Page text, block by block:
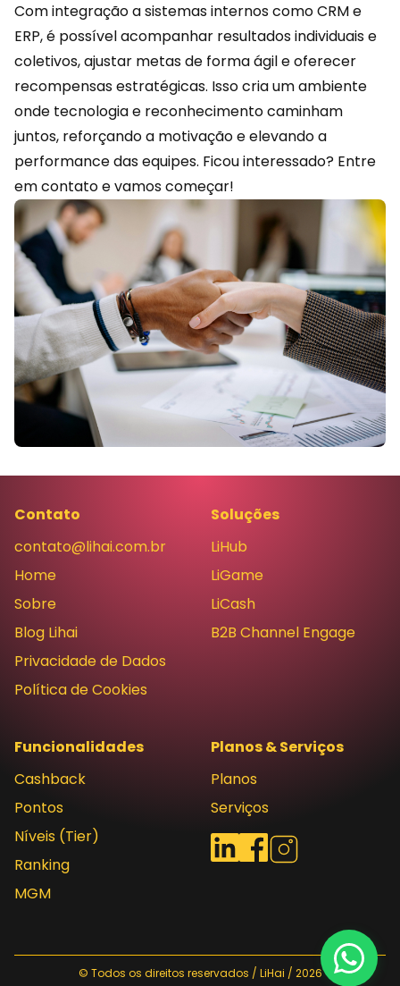
Com integração a sistemas internos como CRM e
ERP, é possível acompanhar resultados individuais e
coletivos, ajustar metas de forma ágil e oferecer
recompensas estratégicas. Isso cria um ambiente
onde tecnologia e reconhecimento caminham
juntos, reforçando a motivação e elevando a
performance das equipes. Ficou interessado? Entre
em contatoe vamos começar!
Contato
contato@lihai.com.br
Home
Sobre
Blog Lihai
Privacidade de Dados
Política de Cookies
Soluções
LiHub
LiGame
LiCash
B2B Channel Engage
Funcionalidades
Cashback
Pontos
Níveis (Tier)
Ranking
MGM
Planos & Serviços
Planos
Serviços
Redes sociais
LinkedInFacebook
Instagram
© Todos os direitos reservados / LiHai / 2026